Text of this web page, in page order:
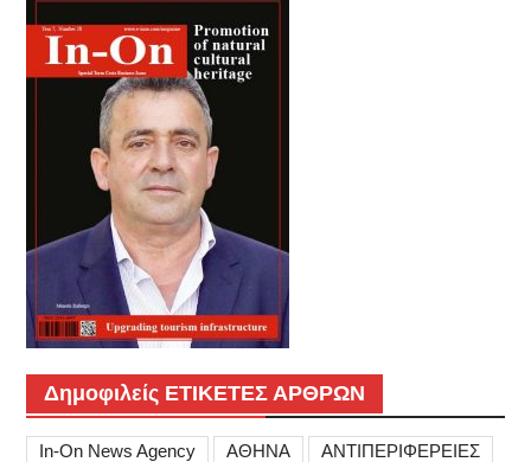
Δημοφιλείς ΕΤΙΚΕΤΕΣ ΑΡΘΡΩΝ
In-On News Agency ΑΘΗΝΑ
ΑΝΤΙΠΕΡΙΦΕΡΕΙΕΣ